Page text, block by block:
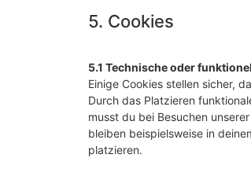
5. Cookies
5.1 Technische oder
Einige Cookies stellen sicher,
Durch das Platzieren
musst du bei Besuchen
bleiben beispielsweise in
platzieren.